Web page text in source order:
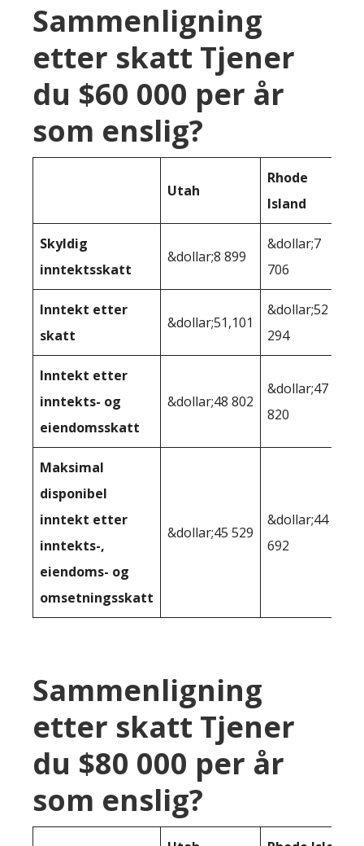
Sammenligning
etter skatt Tjener
du $60 000 per år
som enslig?
Utah
Rhode
Island
Skyldig
inntektsskatt
&dollar;8 899
&dollar;7
706
Inntekt etter
skatt
&dollar;51,101
&dollar;52
294
Inntekt etter
inntekts- og
eiendomsskatt
&dollar;48 802
&dollar;47
820
Maksimal
disponibel
inntekt etter
inntekts-,
eiendoms- og
omsetningsskatt
&dollar;45 529
&dollar;44
692
Sammenligning
etter skatt Tjener
du $80 000 per år
som enslig?